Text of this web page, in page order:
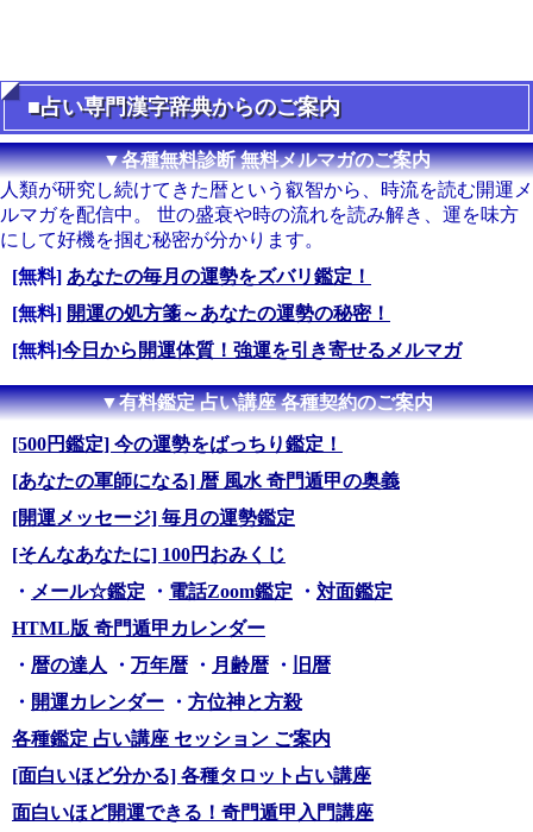
■占い専門漢字辞典からのご案内
▼各種無料診断 無料メルマガのご案内
人類が研究し続けてきた暦という叡智から、時流を読む開運メ
ルマガを配信中。 世の盛衰や時の流れを読み解き、運を味方
にして好機を掴む秘密が分かります。
[無料] あなたの毎月の運勢をズバリ鑑定！
[無料] 開運の処方箋～あなたの運勢の秘密！
[無料]今日から開運体質！強運を引き寄せるメルマガ
▼有料鑑定 占い講座 各種契約のご案内
[500円鑑定] 今の運勢をばっちり鑑定！
[あなたの軍師になる] 暦 風水 奇門遁甲の奥義
[開運メッセージ] 毎月の運勢鑑定
[そんなあなたに] 100円おみくじ
・ メール☆鑑定 ・ 電話Zoom鑑定 ・ 対面鑑定
HTML版 奇門遁甲カレンダー
・ 暦の達人 ・ 万年暦 ・ 月齢暦 ・
旧暦
・ 開運カレンダー ・ 方位神と方殺
各種鑑定 占い講座 セッション ご案内
[面白いほど分かる] 各種タロット占い講座
面白いほど開運できる！奇門遁甲入門講座